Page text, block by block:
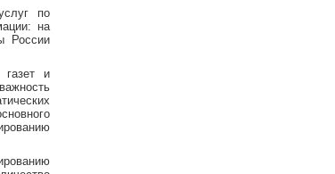
по
на
России
газет и